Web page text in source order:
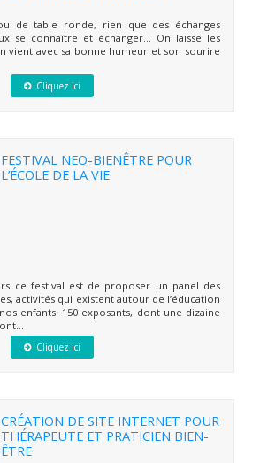
de table ronde, rien que des échanges
se connaître et échanger… On laisse les
vient avec sa bonne humeur et son sourire
Cliquez ici
FESTIVAL NEO-BIENÊTRE POUR
L’ÉCOLE DE LA VIE
ce festival est de proposer un panel des
activités qui existent autour de l’éducation
enfants. 150 exposants, dont une dizaine
Cliquez ici
CRÉATION DE SITE INTERNET POUR
THÉRAPEUTE ET PRATICIEN BIEN-
ÊTRE